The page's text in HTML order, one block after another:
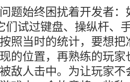
题始终困扰着开发者
们试过键盘、操纵杆、
当时的统计，要想把
的位置，再熟练的玩
敌人击中。为让玩家